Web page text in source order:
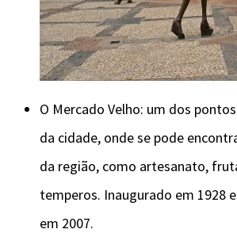
O Mercado Velho: um dos
da cidade, onde se pode
da região, como artesanato,
temperos. Inaugurado em 1928
em 2007.